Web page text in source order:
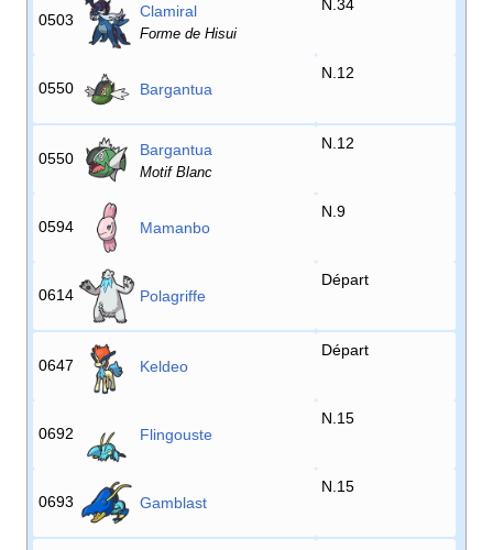
0503 Clamiral
Forme de Hisui
N.34
0550 Bargantua
N.12
0550 Bargantua
Motif Blanc
N.12
0594 Mamanbo
N.9
0614 Polagriffe
Départ
0647 Keldeo
Départ
0692 Flingouste
N.15
0693 Gamblast
N.15